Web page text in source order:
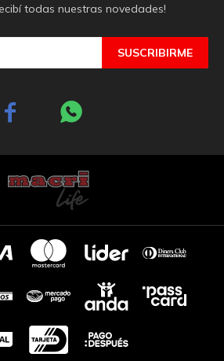
todas nuestras novedades!
SUSCRIBIRME
 